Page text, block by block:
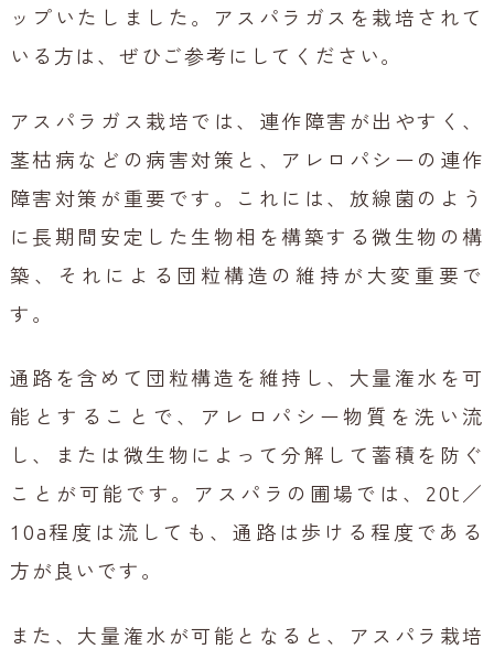
ップいたしました。アスパラガスを栽培されて
いる方は、ぜひご参考にしてください。
アスパラガス栽培では、連作障害が出やすく、
茎枯病などの病害対策と、アレロパシーの連作
障害対策が重要です。
これには、放線菌のよう
に長期間安定した生物相を構築する微生物の構
築、それによる団粒構造の維持が大変重要で
す。
通路を含めて団粒構造を維持し、大量潅水を可
能とすることで、アレロパシー物質を洗い流
し、または微生物によって分解して蓄積を防ぐ
ことが可能です。 アスパラの圃場では、20t／
10a程度は流しても、通路は歩ける程度である
方が良いです。
また、大量潅水が可能となると、アスパラ栽培